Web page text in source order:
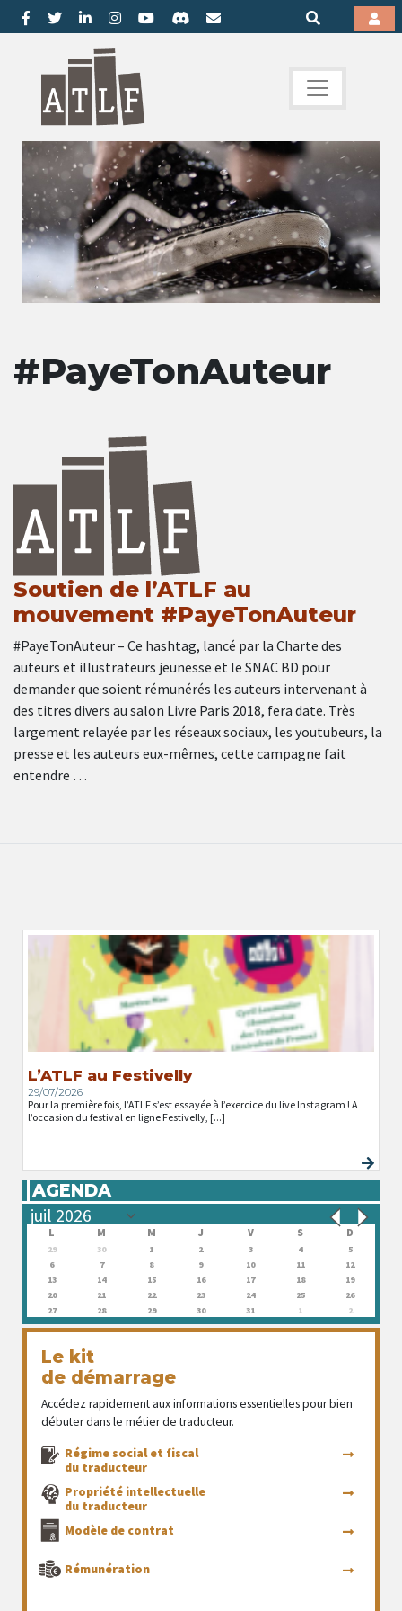
#PayeTonAuteur
Soutien de l’ATLF au
mouvement #PayeTonAuteur
#PayeTonAuteur – Ce hashtag, lancé par la Charte des
auteurs et illustrateurs jeunesse et le SNAC BD pour
demander que soient rémunérés les auteurs intervenant à
des titres divers au salon Livre Paris 2018, fera date. Très
largement relayée par les réseaux sociaux, les youtubeurs, la
presse et les auteurs eux-mêmes, cette campagne fait
entendre …
L’ATLF au Festivelly
29/07/2026
Pour la première fois, l’ATLF s’est essayée à l’exercice du live Instagram ! A
l’occasion du festival en ligne Festivelly, [...]
AGENDA
L M M J V S D
29 30 1 2 3 4
5
6
7 8 9 10 11
12
13
14 15 16 17 18
19
20
21 22 23 24 25
26
27
28 29 30 31 1 2
Le kit
de démarrage
Accédez rapidement aux informations essentielles pour bien
débuter dans le métier de traducteur.
Régime social et fiscal
du traducteur
Propriété intellectuelle
du traducteur
Modèle de contrat
Rémunération